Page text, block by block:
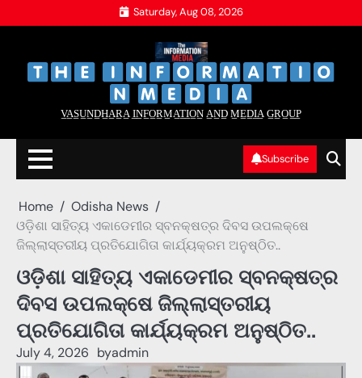
to
Saturday, Aug 08, 2026
V̲A̲S̲U̲N̲D̲H̲A̲R̲A̲ I̲N̲F̲O̲R̲M̲A̲T̲I̲O̲N̲ A̲N̲D̲ M̲E̲D̲I̲A̲ G̲R̲O̲U̲P̲
Subscribe
Home
Odisha News
ଓଡ଼ିଶା ସାହିତ୍ୟ ଏକାଡେମୀର ସ୍ବନକ୍ଷତ୍ର ଦିବସ ଉପଲକ୍ଷେ
ଜିଲ୍ଲାସ୍ତରୀୟ ପ୍ରତିଯୋଗିତା କାର୍ଯ୍ୟକ୍ରମ ଅନୁଷ୍ଠିତ..
ଓଡ଼ିଶା ସାହିତ୍ୟ ଏକାଡେମୀର ସ୍ବନକ୍ଷତ୍ର
ଦିବସ ଉପଲକ୍ଷେ ଜିଲ୍ଲାସ୍ତରୀୟ
ପ୍ରତିଯୋଗିତା କାର୍ଯ୍ୟକ୍ରମ ଅନୁଷ୍ଠିତ..
July 4, 2026 byadmin